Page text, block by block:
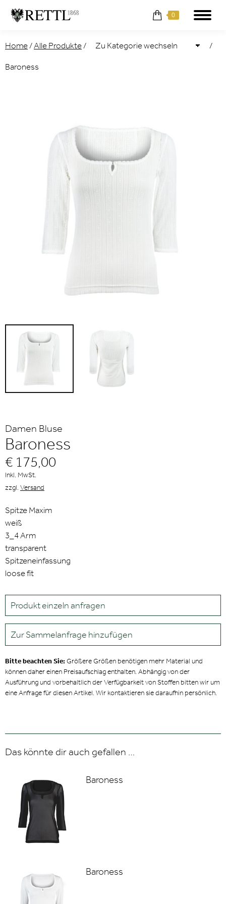
0
Home / Alle Produkte / /
Baroness
Damen Bluse
Baroness
€ 175,00
Inkl. MwSt.
zzgl. Versand
Spitze Maxim
weiß
3_4 Arm
transparent
Spitzeneinfassung
loose fit
Produkt einzeln anfragen
Zur Sammelanfrage hinzufügen
Bitte beachten Sie:Größere Größen benötigen mehr Material und
können daher einen Preisaufschlag enthalten. Abhängig von der
Ausführung und vorbehaltlich der Verfügbarkeit von Stoffen bitten wir um
eine Anfrage für diesen Artikel. Wir kontaktieren sie daraufhin persönlich.
Das könnte dir auch gefallen …
Baroness
Baroness